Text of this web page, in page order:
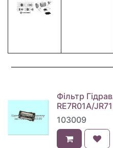
Фільтр
RE7R01A/
103009